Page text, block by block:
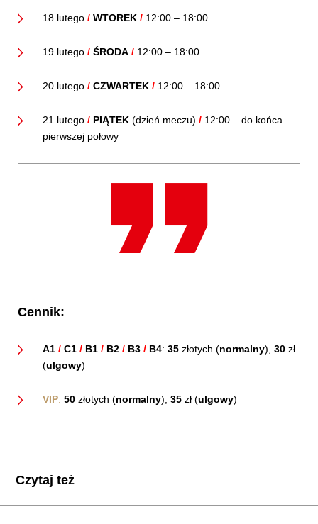
18 lutego / WTOREK / 12:00 – 18:00
19 lutego / ŚRODA / 12:00 – 18:00
20 lutego / CZWARTEK / 12:00 – 18:00
21 lutego / PIĄTEK (dzień meczu) / 12:00 – do końca
pierwszej połowy
Cennik:
A1 / C1 / B1 / B2 / B3 / B4: 35 złotych (normalny), 30 zł
(ulgowy)
VIP: 50 złotych (normalny), 35 zł (ulgowy)
Czytaj też